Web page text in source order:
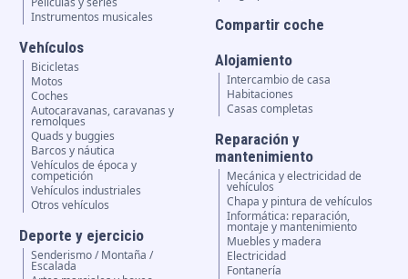
Instrumentos musicales
Vehículos
Bicicletas
Motos
Coches
Autocaravanas, caravanas y
remolques
Quads y buggies
Barcos y náutica
Vehículos de época y
competición
Vehículos industriales
Otros vehículos
Deporte y ejercicio
Senderismo / Montaña /
Escalada
Compartir coche
Alojamiento
Intercambio de casa
Habitaciones
Casas completas
Reparación y
mantenimiento
Mecánica y electricidad de
vehículos
Chapa y pintura de vehículos
Informática: reparación,
montaje y mantenimiento
Muebles y madera
Electricidad
Fontanería